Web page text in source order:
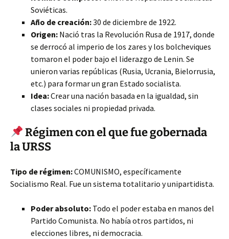
Soviéticas.
Año de creación:30 de diciembre de 1922.
Origen: Nació tras la Revolución Rusa de 1917, donde
se derrocó al imperio de los zares y los bolcheviques
tomaron el poder bajo el liderazgo de Lenin. Se
unieron varias repúblicas (Rusia, Ucrania, Bielorrusia,
etc.) para formar un gran Estado socialista.
Idea:Crear una nación basada en la igualdad, sin
clases sociales ni propiedad privada.
Régimen con el que fue gobernada
la URSS
Tipo de régimen:COMUNISMO, específicamente
Socialismo Real. Fue un sistema totalitario y unipartidista.
Poder absoluto: Todo el poder estaba en manos del
Partido Comunista. No había otros partidos, ni
elecciones libres, ni democracia.